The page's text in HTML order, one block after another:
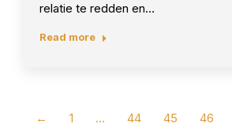
relatie te redden en…
Read more
← 1 … 44 45 46